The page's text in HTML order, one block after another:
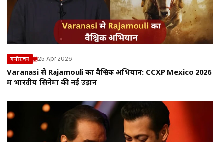
मनोरंजन 25 Apr 2026
Varanasi से Rajamouli का वैश्विक अभियान: CCXP Mexico 2026
में भारतीय सिनेमा की नई उड़ान